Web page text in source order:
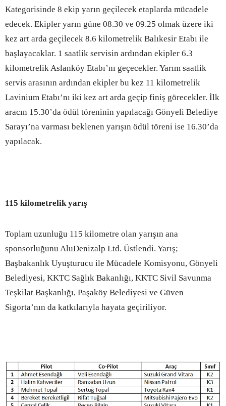
Kategorisinde 8 ekip yarın geçilecek etaplarda mücadele
edecek. Ekipler yarın güne 08.30 ve 09.25 olmak üzere iki
kez art arda geçilecek 8.6 kilometrelik Balıkesir Etabı ile
başlayacaklar. 1 saatlik servisin ardından ekipler 6.3
kilometrelik Aslanköy Etabı’nı geçecekler. Yarım saatlik
servis arasının ardından ekipler bu kez 11 kilometrelik
Lavinium Etabı’nı iki kez art arda geçip finiş görecekler. İlk
aracın 15.30’da ödül töreninin yapılacağı Gönyeli Belediye
Sarayı’na varması beklenen yarışın ödül töreni ise 16.30’da
yapılacak.
115 kilometrelik yarış
Toplam uzunluğu 115 kilometre olan yarışın ana
sponsorluğunu AluDenizalp Ltd. Üstlendi. Yarış;
Başbakanlık Uyuşturucu ile Mücadele Komisyonu, Gönyeli
Belediyesi, KKTC Sağlık Bakanlığı, KKTC Sivil Savunma
Teşkilat Başkanlığı, Paşaköy Belediyesi ve Güven
Sigorta’nın da katkılarıyla hayata geçiriliyor.